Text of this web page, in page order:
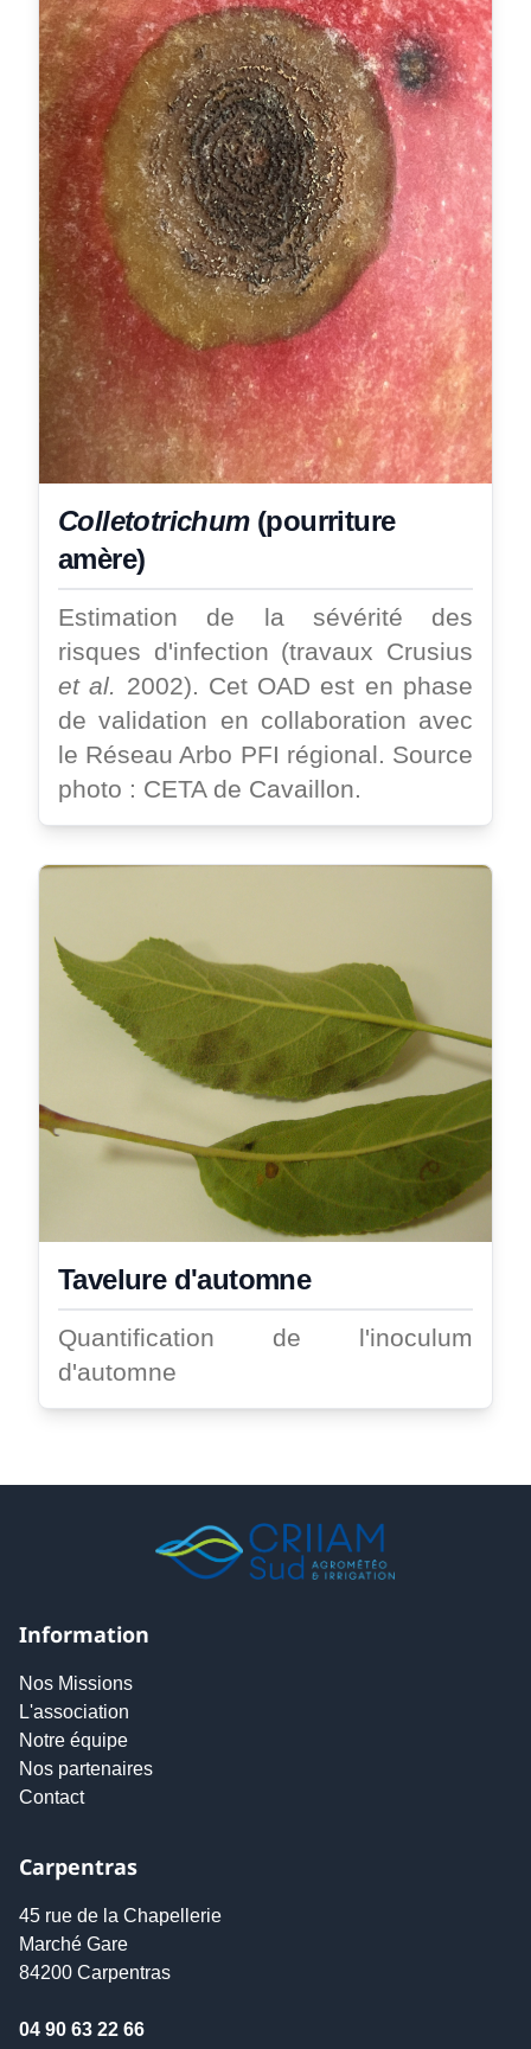
Colletotrichum(pourriture
amère)
Estimation de la sévérité des
risques d'infection (travaux Crusius
et al. 2002). Cet OAD est en phase
de validation en collaboration avec
le Réseau Arbo PFI régional. Source
photo : CETA de Cavaillon.
Tavelure d'automne
Quantification de l'inoculum
d'automne
Information
Nos Missions
L'association
Notre équipe
Nos partenaires
Contact
Carpentras
45 rue de la Chapellerie
Marché Gare
84200 Carpentras
04 90 63 22 66